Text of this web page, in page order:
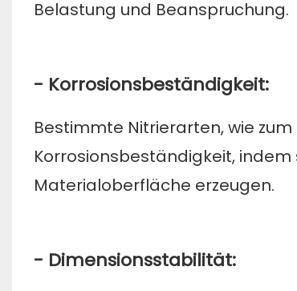
Belastung und Beanspruchung.
- Korrosionsbeständigkeit:
Bestimmte Nitrierarten, wie
Korrosionsbeständigkeit,
Materialoberfläche erzeugen.
- Dimensionsstabilität: